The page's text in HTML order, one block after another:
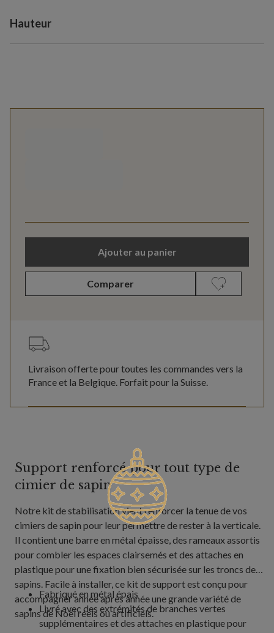
Variant selection
Hauteur
Ajouter au panier
Comparer
Livraison offerte pour toutes les commandes vers la
France et la Belgique. Forfait pour la Suisse.
Support renforcé pour tout type de
cimier de sapin
Notre kit de stabilisation vient renforcer la tenue de vos
cimiers de sapin pour leur permettre de rester à la verticale.
Il contient une barre en métal épaisse, des rameaux assortis
pour combler les espaces clairsemés et des attaches en
plastique pour une fixation bien sécurisée sur les troncs des
sapins. Facile à installer, ce kit de support est conçu pour
accompagner année après année une grande variété de
sapins de Noël réels ou artificiels.
Fabriqué en métal épais
Livré avec des extrémités de branches vertes
supplémentaires et des attaches en plastique pour